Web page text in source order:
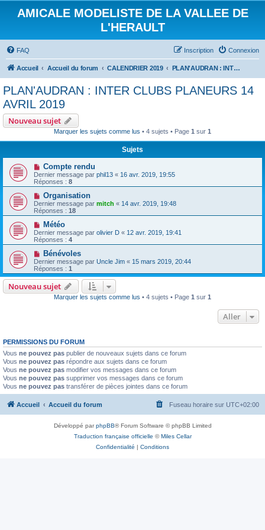
AMICALE MODELISTE DE LA VALLEE DE
L'HERAULT
FAQ Connexion
Inscription
Accueil Accueil du forum CALENDRIER 2019 PLAN'AUDRAN : INTER CLUBS PLANEURS 14 AVRIL 2019
PLAN'AUDRAN : INTER CLUBS PLANEURS 14
AVRIL 2019
Nouveau sujet
Marquer les sujets comme lus • 4 sujets • Page 1 sur 1
Sujets
Compte rendu
Dernier message par phil13 « 16 avr. 2019, 19:55
Réponses : 8
Organisation
Dernier message par mitch « 14 avr. 2019, 19:48
Réponses : 18
Météo
Dernier message par olivier D « 12 avr. 2019, 19:41
Réponses : 4
Bénévoles
Dernier message par Uncle Jim « 15 mars 2019, 20:44
Réponses : 1
Nouveau sujet
Marquer les sujets comme lus • 4 sujets • Page 1 sur 1
Aller
PERMISSIONS DU FORUM
Vous ne pouvez pas publier de nouveaux sujets dans ce forum
Vous ne pouvez pas répondre aux sujets dans ce forum
Vous ne pouvez pas modifier vos messages dans ce forum
Vous ne pouvez pas supprimer vos messages dans ce forum
Vous ne pouvez pas transférer de pièces jointes dans ce forum
Accueil Accueil du forum Fuseau horaire sur UTC+02:00
Développé parphpBB® Forum Software © phpBB Limited
Traduction française officielle ©Miles Cellar
Confidentialité | Conditions